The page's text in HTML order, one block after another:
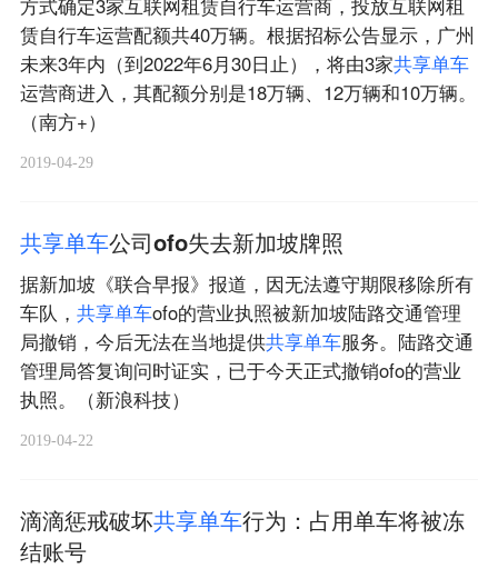
方式确定3家互联网租赁自行车运营商，投放互联网租
赁自行车运营配额共40万辆。根据招标公告显示，广州
未来3年内（到2022年6月30日止），将由3家共享单车
运营商进入，其配额分别是18万辆、12万辆和10万辆。
（南方+）
2019-04-29
共享单车公司ofo失去新加坡牌照
据新加坡《联合早报》报道，因无法遵守期限移除所有
车队， 共享单车ofo的营业执照被新加坡陆路交通管理
局撤销，今后无法在当地提供共享单车服务。陆路交通
管理局答复询问时证实，已于今天正式撤销ofo的营业
执照。（新浪科技）
2019-04-22
滴滴惩戒破坏共享单车行为：占用单车将被冻
结账号